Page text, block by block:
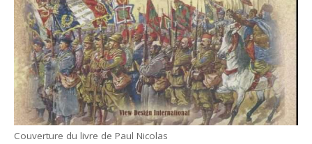
Couverture du livre de Paul Nicolas